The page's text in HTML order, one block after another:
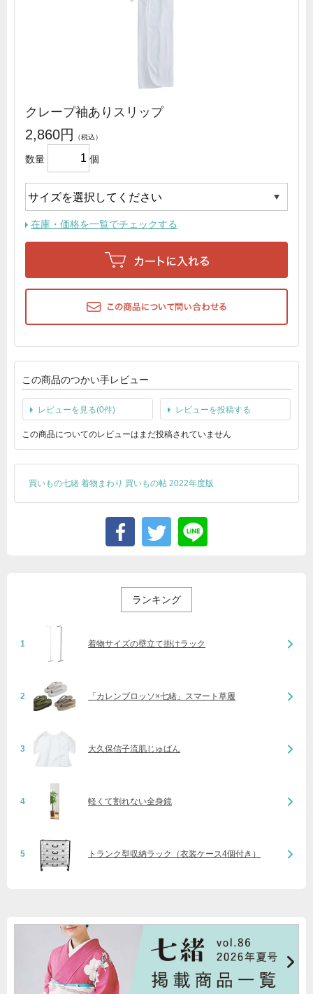
クレープ袖ありスリップ
2,860円
数量 個
在庫・価格を一覧でチェックする
この商品のつかい手レビュー
レビューを見る(0件) レビューを投稿する
この商品についてのレビューはまだ投稿されていません
買いもの七緒 着物まわり 買いもの帖 2022年度版
ランキング
1 着物サイズの壁立て掛けラック
2 「カレンブロッソ×七緒」スマート草履
3 大久保信子流肌じゅばん
4 軽くて割れない全身鏡
5 トランク型収納ラック（衣装ケース4個付き）